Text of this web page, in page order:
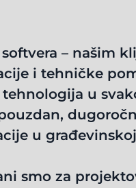
– našim
i tehničke
u
u
smo za